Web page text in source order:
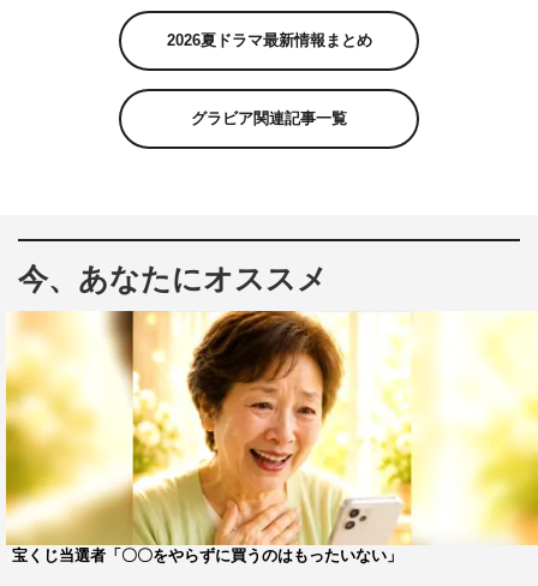
2026夏ドラマ最新情報まとめ
グラビア関連記事一覧
今、あなたにオススメ
宝くじ当選者「〇〇をやらずに買うのはもったいない」